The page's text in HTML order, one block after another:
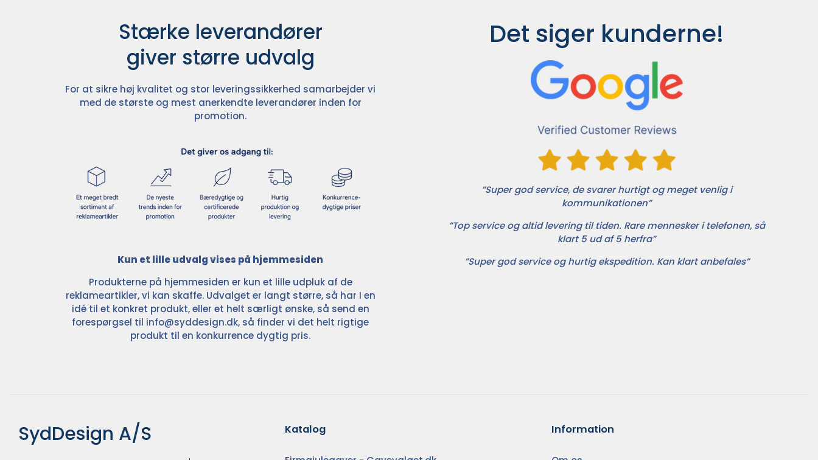
Stærke leverandører
giver større udvalg
For at sikre høj kvalitet og stor leveringssikkerhed samarbejder vi
med de største og mest anerkendte leverandører inden for
promotion.
Kun et lille udvalg vises på hjemmesiden
Produkterne på hjemmesiden er kun et lille udpluk af de
reklameartikler, vi kan skaffe. Udvalget er langt større, så har I en
idé til et konkret produkt, eller et helt særligt ønske, så send en
forespørgsel til info@syddesign.dk, så finder vi det helt rigtige
produkt til en konkurrence dygtig pris.
Det siger kunderne!
”Super god service, de svarer hurtigt og meget venlig i
kommunikationen”
”Top service og altid levering til tiden. Rare mennesker i telefonen, så
klart 5 ud af 5 herfra”
”Super god service og hurtig ekspedition. Kan klart anbefales”
SydDesign A/S Katalog Information